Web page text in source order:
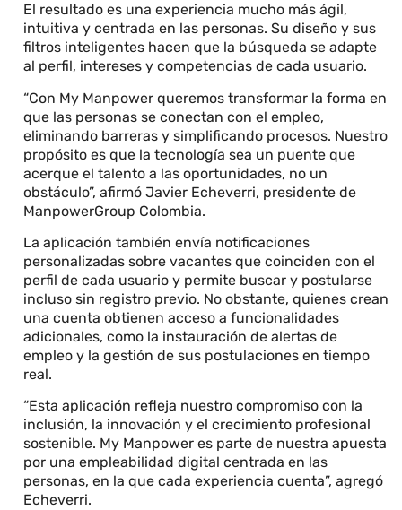
El resultado es una experiencia mucho más ágil,
intuitiva y centrada en las personas. Su diseño y sus
filtros inteligentes hacen que la búsqueda se adapte
al perfil, intereses y competencias de cada usuario.
“Con My Manpower queremos transformar la forma en
que las personas se conectan con el empleo,
eliminando barreras y simplificando procesos. Nuestro
propósito es que la tecnología sea un puente que
acerque el talento a las oportunidades, no un
obstáculo”, afirmó Javier Echeverri, presidente de
ManpowerGroup Colombia.
La aplicación también envía notificaciones
personalizadas sobre vacantes que coinciden con el
perfil de cada usuario y permite buscar y postularse
incluso sin registro previo. No obstante, quienes crean
una cuenta obtienen acceso a funcionalidades
adicionales, como la instauración de alertas de
empleo y la gestión de sus postulaciones en tiempo
real.
“Esta aplicación refleja nuestro compromiso con la
inclusión, la innovación y el crecimiento profesional
sostenible. My Manpower es parte de nuestra apuesta
por una empleabilidad digital centrada en las
personas, en la que cada experiencia cuenta”, agregó
Echeverri.